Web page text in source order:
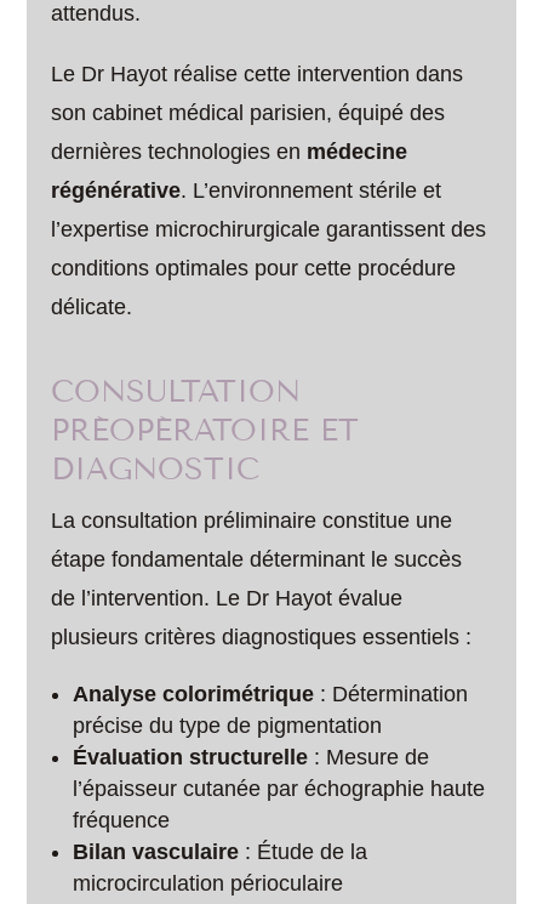
attendus.
Le Dr Hayot réalise cette intervention dans
son cabinet médical parisien, équipé des
dernières technologies en médecine
régénérative. L’environnement stérile et
l’expertise microchirurgicale garantissent des
conditions optimales pour cette procédure
délicate.
CONSULTATION
PRÉOPÉRATOIRE ET
DIAGNOSTIC
La consultation préliminaire constitue une
étape fondamentale déterminant le succès
de l’intervention. Le Dr Hayot évalue
plusieurs critères diagnostiques essentiels :
Analyse colorimétrique : Détermination
précise du type de pigmentation
Évaluation structurelle : Mesure de
l’épaisseur cutanée par échographie haute
fréquence
Bilan vasculaire : Étude de la
microcirculation périoculaire